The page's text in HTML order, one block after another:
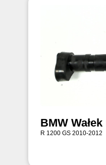
BMW
R 1200 GS 2010-2012